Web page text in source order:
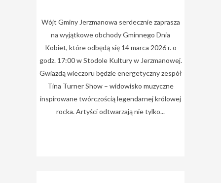
Wójt Gminy Jerzmanowa serdecznie zaprasza
na wyjątkowe obchody Gminnego Dnia
Kobiet, które odbędą się 14 marca 2026 r. o
godz. 17:00 w Stodole Kultury w Jerzmanowej.
Gwiazdą wieczoru będzie energetyczny zespół
Tina Turner Show – widowisko muzyczne
inspirowane twórczością legendarnej królowej
rocka. Artyści odtwarzają nie tylko...